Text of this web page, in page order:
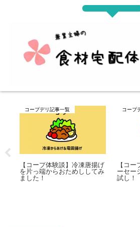
コープデリ記事一覧
【コープ体験談】 レトルト
カレーを全種類お試ししてみ
ました！一番おいしいのはど
コープ
【コ
片っ端
た！